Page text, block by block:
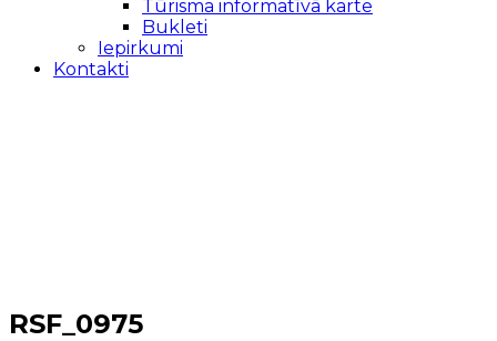
Tūrisma informatīvā karte
Bukleti
Iepirkumi
Kontakti
RSF_0975